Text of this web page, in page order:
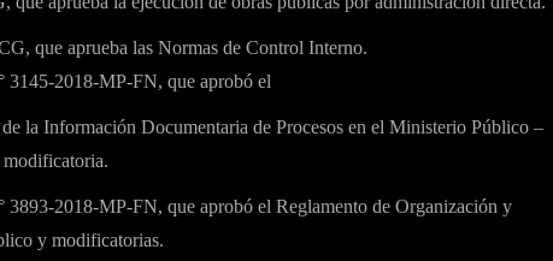
que aprueba las Normas de Control Interno.
3145-2018-MP-FN, que aprobó el
la Información Documentaria de Procesos en el Ministerio Público –
3893-2018-MP-FN, que aprobó el Reglamento de Organización y
y modificatorias.